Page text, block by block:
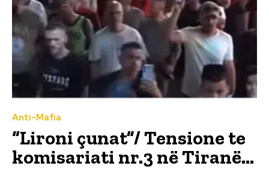
Anti-Mafia
“Lironi çunat”/ Tensione te
komisariati nr.3 në Tiranë…